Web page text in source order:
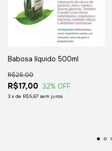
Babosa líquido 500ml
R$17,00
R$25,00
32% OFF
3 x de R$5,67 sem juros